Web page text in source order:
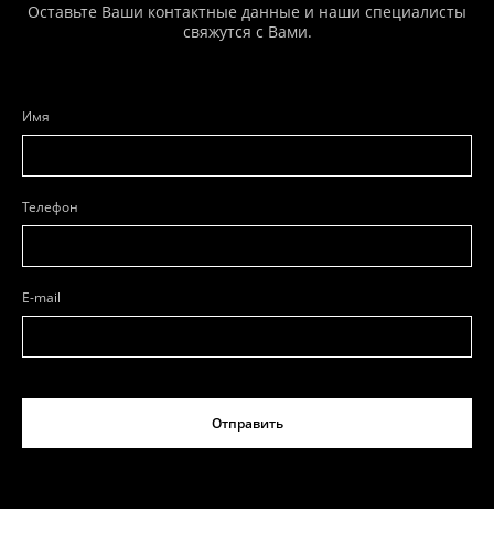
Оставьте Ваши контактные данные и наши специалисты
свяжутся с Вами.
Имя
Телефон
E-mail
Отправить